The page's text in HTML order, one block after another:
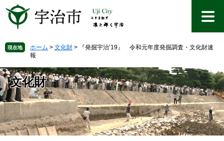
先
で
す
。
を
ば
し
て
本
へ
現在地 ホーム > 文化財 >
『発掘宇治’19』 令和元年度発掘調査・文化財速
報
文化財